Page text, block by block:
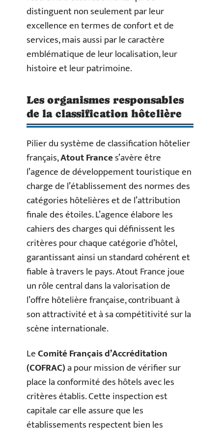
distinguent non seulement par leur
excellence en termes de confort et de
services, mais aussi par le caractère
emblématique de leur localisation, leur
histoire et leur patrimoine.
Les organismes responsables
de la classification hôtelière
Pilier du système de classification hôtelier
français,Atout Frances’avère être
l’agence de développement touristique en
charge de l’établissement des normes des
catégories hôtelières et de l’attribution
finale des étoiles. L’agence élabore les
cahiers des charges qui définissent les
critères pour chaque catégorie d’hôtel,
garantissant ainsi un standard cohérent et
fiable à travers le pays. Atout France joue
un rôle central dans la valorisation de
l’offre hôtelière française, contribuant à
son attractivité et à sa compétitivité sur la
scène internationale.
LeComité Français d’Accréditation
(COFRAC)a pour mission de vérifier sur
place la conformité des hôtels avec les
critères établis. Cette inspection est
capitale car elle assure que les
établissements respectent bien les